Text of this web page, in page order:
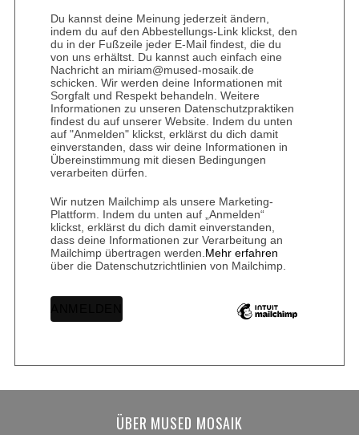
Du kannst deine Meinung jederzeit ändern,
indem du auf den Abbestellungs-Link klickst, den
du in der Fußzeile jeder E-Mail findest, die du
von uns erhältst. Du kannst auch einfach eine
Nachricht an miriam@mused-mosaik.de
schicken. Wir werden deine Informationen mit
Sorgfalt und Respekt behandeln. Weitere
Informationen zu unseren Datenschutzpraktiken
findest du auf unserer Website. Indem du unten
auf "Anmelden" klickst, erklärst du dich damit
einverstanden, dass wir deine Informationen in
Übereinstimmung mit diesen Bedingungen
verarbeiten dürfen.
Wir nutzen Mailchimp als unsere Marketing-
Plattform. Indem du unten auf „Anmelden“
klickst, erklärst du dich damit einverstanden,
dass deine Informationen zur Verarbeitung an
Mailchimp übertragen werden. Mehr erfahren
über die Datenschutzrichtlinien von Mailchimp.
ÜBER MUSED MOSAIK